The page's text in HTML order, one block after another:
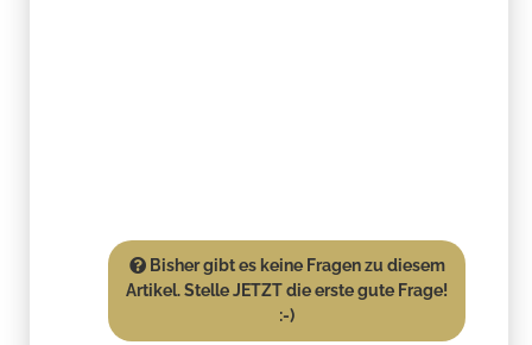
Bisher gibt es keine Fragen zu diesem
Artikel. Stelle JETZT die erste gute Frage!
:-)